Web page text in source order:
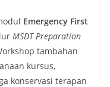
Emergency First
MSDT Preparation
tambahan
kursus,
konservasi terapan